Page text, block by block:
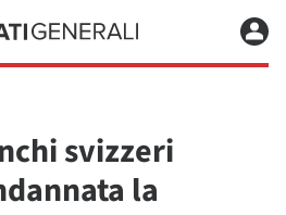
svizzeri
la